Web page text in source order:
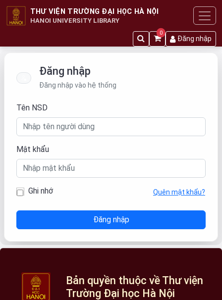
THƯ VIỆN TRƯỜNG ĐẠI HỌC HÀ NỘI
HANOI UNIVERSITY LIBRARY
0
Đăng nhập
Đăng nhập
Đăng nhập vào hệ thống
Tên NSD
Mật khẩu
Ghi nhớ Quên mật khẩu?
Bản quyền thuộc về Thư viện
Trường Đại học Hà Nội